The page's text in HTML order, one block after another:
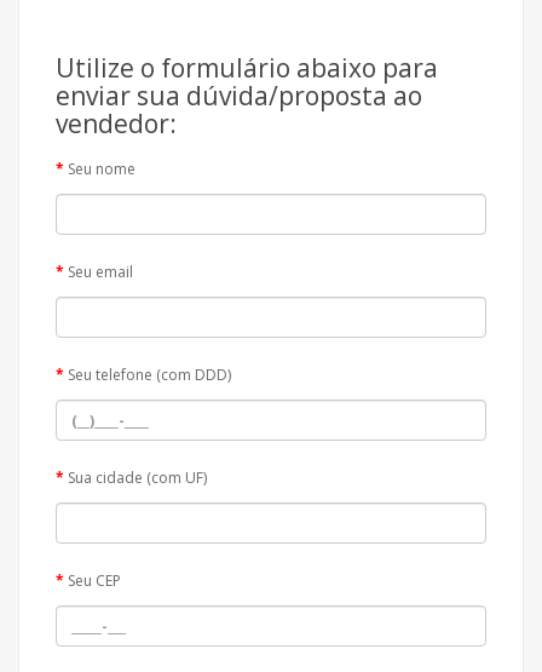
Utilize o formulário abaixo para
enviar sua dúvida/proposta ao
vendedor:
Seu nome
Seu email
Seu telefone (com DDD)
Sua cidade (com UF)
Seu CEP